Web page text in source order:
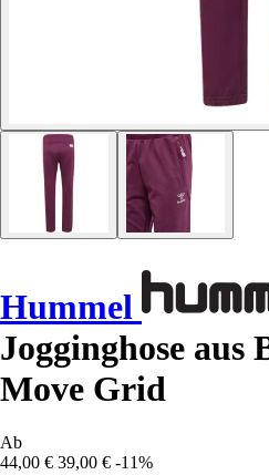
Hummel
Jogginghose aus
Move Grid
Ab
44,00 € 39,00 € -11%